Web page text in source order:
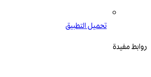
تحميل التطبيق
روابط مفيدة